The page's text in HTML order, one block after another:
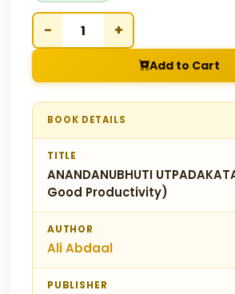
− +
Add to Cart
BOOK DETAILS
TITLE
ANANDANUBHUTI
Good Productivity)
AUTHOR
Ali Abdaal
PUBLISHER